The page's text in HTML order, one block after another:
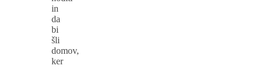
in
da
bi
šli
domov,
ker